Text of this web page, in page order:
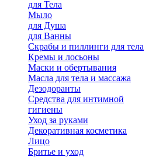
для Тела
Мыло
для Душа
для Ванны
Скрабы и пиллинги для тела
Кремы и лосьоны
Маски и обертывания
Масла для тела и массажа
Дезодоранты
Средства для интимной
гигиены
Уход за руками
Декоративная косметика
Лицо
Бритье и уход